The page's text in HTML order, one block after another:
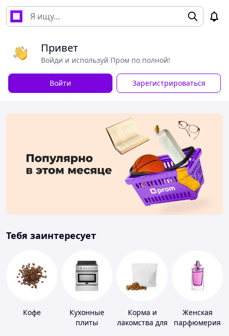
Привет
Войди и используй Пром по полной!
Войти Зарегистрироваться
Тебя заинтересует
Кофе
Кухонные
плиты
Корма и
лакомства для
Женская
парфюмерия